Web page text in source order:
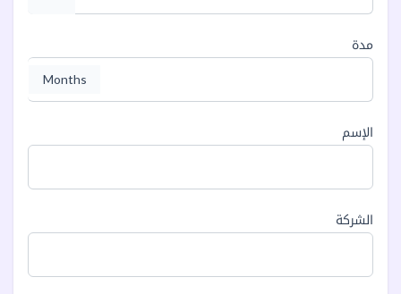
مدة
Months
الإسم
الشركة